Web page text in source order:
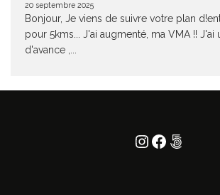
20 septembre 2025
Bonjour, Je viens de suivre votre plan
pour 5kms... J'ai augmenté, ma VMA !! J'ai
d'avance ,...
Instagram
Facebook
500px